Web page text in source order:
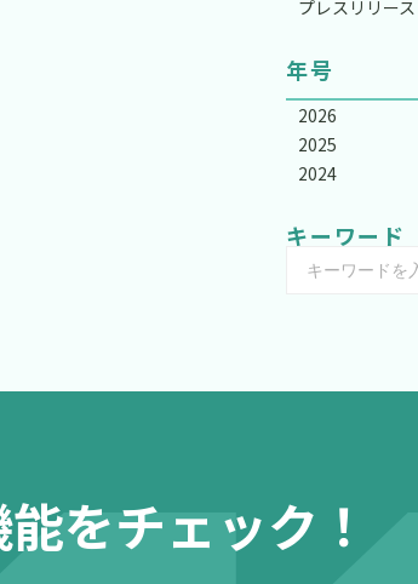
プレスリリース
年号
2026
2025
2024
キーワード
をチェック！